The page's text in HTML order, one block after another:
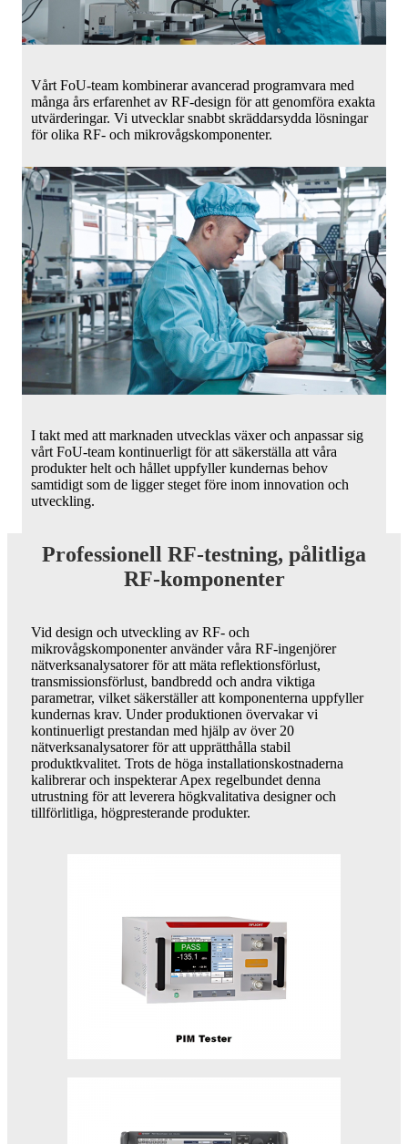
Vårt FoU-team kombinerar avancerad programvara med
många års erfarenhet av RF-design för att genomföra exakta
utvärderingar. Vi utvecklar snabbt skräddarsydda lösningar
för olika RF- och mikrovågskomponenter.
I takt med att marknaden utvecklas växer och anpassar sig
vårt FoU-team kontinuerligt för att säkerställa att våra
produkter helt och hållet uppfyller kundernas behov
samtidigt som de ligger steget före inom innovation och
utveckling.
Professionell RF-testning, pålitliga
RF-komponenter
Vid design och utveckling av RF- och
mikrovågskomponenter använder våra RF-ingenjörer
nätverksanalysatorer för att mäta reflektionsförlust,
transmissionsförlust, bandbredd och andra viktiga
parametrar, vilket säkerställer att komponenterna uppfyller
kundernas krav. Under produktionen övervakar vi
kontinuerligt prestandan med hjälp av över 20
nätverksanalysatorer för att upprätthålla stabil
produktkvalitet. Trots de höga installationskostnaderna
kalibrerar och inspekterar Apex regelbundet denna
utrustning för att leverera högkvalitativa designer och
tillförlitliga, högpresterande produkter.